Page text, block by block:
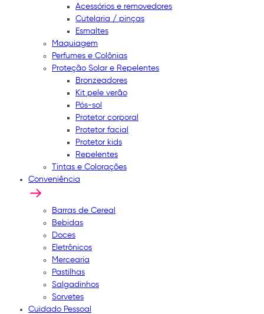
Acessórios e removedores
Cutelaria / pinças
Esmaltes
Maquiagem
Perfumes e Colônias
Proteção Solar e Repelentes
Bronzeadores
Kit pele verão
Pós-sol
Protetor corporal
Protetor facial
Protetor kids
Repelentes
Tintas e Colorações
Conveniência
Barras de Cereal
Bebidas
Doces
Eletrônicos
Mercearia
Pastilhas
Salgadinhos
Sorvetes
Cuidado Pessoal